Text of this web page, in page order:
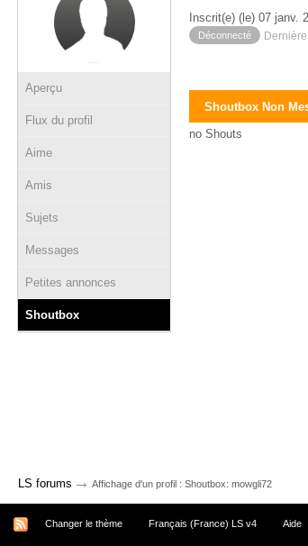
Aperçu
Flux du profil
Aime
Amis
Sujets
Messages
Petites annonces
Shoutbox
Inscrit(e) (le) 07 janv.
Déconnecté
Shoutbox Non
no Shouts
LS forums → Affichage d'un profil : Shoutbox: mowgli72
Changer le thème Français (France) LS v4 Aide